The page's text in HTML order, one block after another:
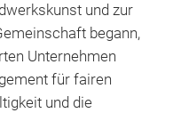
und zur
begann,
Unternehmen
für fairen
und die